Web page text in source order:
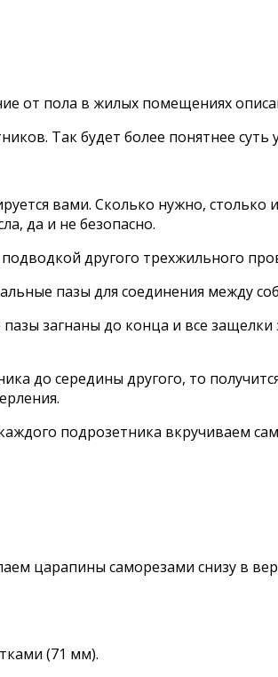
от пола в жилых помещениях
Так будет более понятнее суть
вами. Сколько нужно,
да и не безопасно.
другого трехжильного
пазы для соединения между
загнаны до конца и все
до середины другого, то
подрозетника вкручиваем
царапины саморезами снизу в
(71 мм).